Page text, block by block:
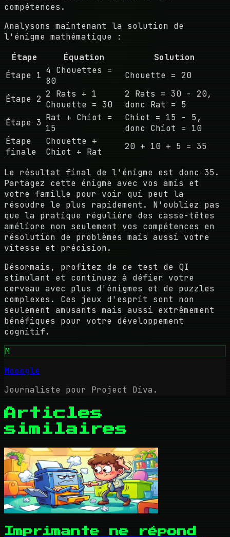
compétences.
Analysons maintenant la solution de
l'énigme mathématique :
Étape
Équation
Solution
Étape 1 4 Chouettes =
80
Chouette = 20
Étape 2 2 Rats + 1
Chouette = 30
2 Rats = 30 - 20,
donc Rat = 5
Étape 3 Rat + Chiot =
15
Chiot = 15 - 5,
donc Chiot = 10
Étape
finale
Chouette +
Chiot + Rat
20 + 10 + 5 = 35
Le résultat final de l'énigme est donc 35.
Partagez cette énigme avec vos amis et
votre famille pour voir qui peut la
résoudre le plus rapidement. N'oubliez pas
que la pratique régulière des casse-têtes
améliore non seulement vos compétences en
résolution de problèmes mais aussi votre
vitesse et précision.
Désormais, profitez de ce test de QI
stimulant et continuez à défier votre
cerveau avec plus d'énigmes et de puzzles
complexes. Ces jeux d'esprit sont non
seulement amusants mais aussi extrêmement
bénéfiques pour votre développement
cognitif.
M
Mooogle
Journaliste pour Project Diva.
Articles
similaires
Imprimante ne répond